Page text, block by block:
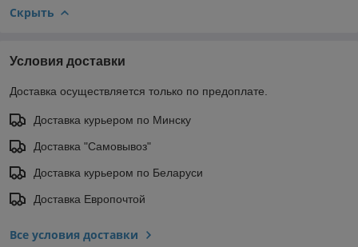
Скрыть
Условия доставки
Доставка осуществляется только по предоплате.
Доставка курьером по Минску
Доставка "Самовывоз"
Доставка курьером по Беларуси
Доставка Европочтой
Все условия доставки